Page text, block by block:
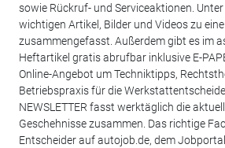
sowie Rückruf- und Serviceaktionen.
wichtigen Artikel, Bilder und Videos zu
zusammengefasst. Außerdem gibt es im
Heftartikel gratis abrufbar inklusive E-
Online-Angebot um Techniktipps,
Betriebspraxis für die
NEWSLETTER fasst werktäglich die
Geschehnisse zusammen. Das richtige
Entscheider auf autojob.de, dem